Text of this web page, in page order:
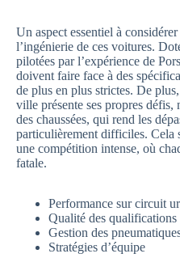
Un aspect essentiel à
l’ingénierie de ces voitures.
pilotées par l’expérience de
doivent faire face à des
de plus en plus strictes. De
ville présente ses propres défis,
des chaussées, qui rend les
particulièrement difficiles. Cela
une compétition intense, où
fatale.
Performance sur circuit
Qualité des qualifications
Gestion des
Stratégies d’équipe